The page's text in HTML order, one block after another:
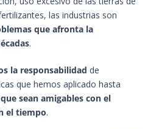
las industrias son
que afronta la
.
la responsabilidad de
que hemos aplicado hasta
sean amigables con el
el tiempo.